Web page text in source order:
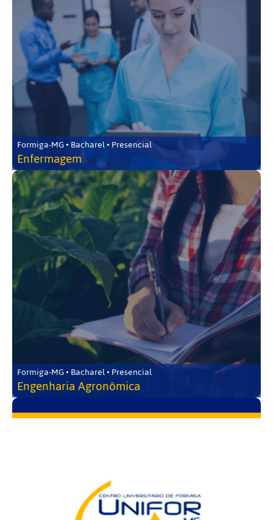
Formiga-MG • Bacharel • Presencial
Enfermagem
Formiga-MG • Bacharel • Presencial
Engenharia Agronômica